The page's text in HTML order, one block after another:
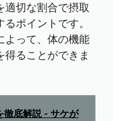
適切な割合で摂取
ポイントです。
よって、体の機能
ることができま
徹底解説 - サケが